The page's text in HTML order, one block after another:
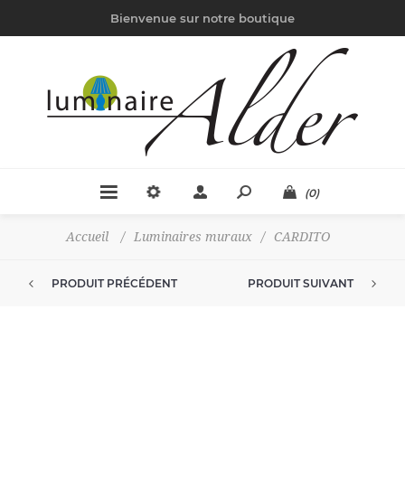
Bienvenue sur notre boutique
(0)
Accueil / Luminaires muraux / CARDITO
PRODUIT PRÉCÉDENT PRODUIT SUIVANT